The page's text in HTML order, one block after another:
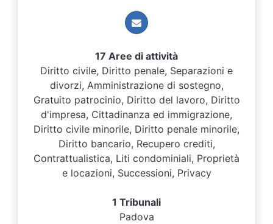
17 Aree di attività
Diritto civile, Diritto penale, Separazioni e
divorzi, Amministrazione di sostegno,
Gratuito patrocinio, Diritto del lavoro, Diritto
d'impresa, Cittadinanza ed immigrazione,
Diritto civile minorile, Diritto penale minorile,
Diritto bancario, Recupero crediti,
Contrattualistica, Liti condominiali, Proprietà
e locazioni, Successioni, Privacy
1 Tribunali
Padova